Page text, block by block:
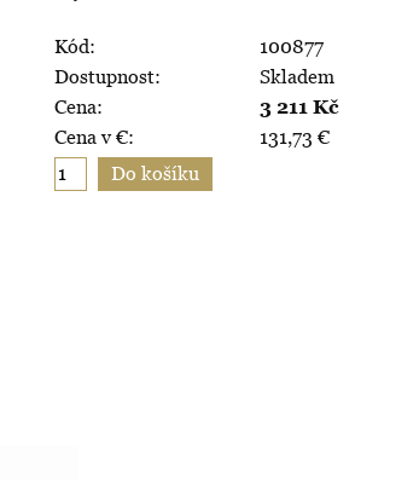
Kód:
100877
Dostupnost:
Skladem
Cena:
3 211 Kč
Cena v €:
131,73 €